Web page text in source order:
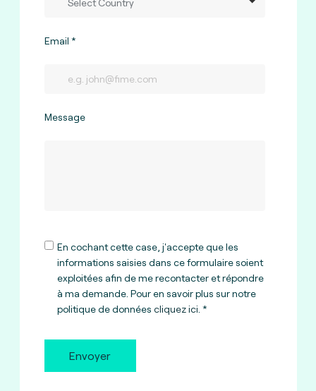
Email
Message
En cochant cette case, j'accepte que les
informations saisies dans ce formulaire soient
exploitées afin de me recontacter et répondre
à ma demande. Pour en savoir plus sur notre
politique de données cliquez ici
Envoyer